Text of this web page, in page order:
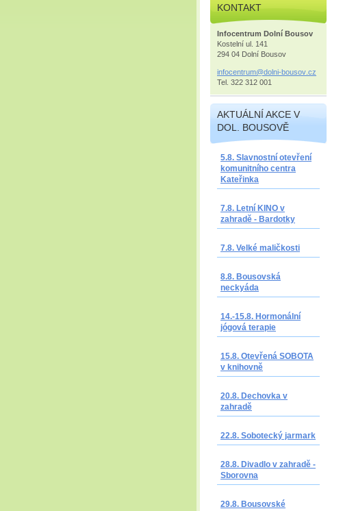
KONTAKT
Infocentrum Dolní Bousov
Kostelní ul. 141
294 04 Dolní Bousov
infocentrum@dolni-bousov .cz
Tel. 322 312 001
AKTUÁLNÍ AKCE V
DOL. BOUSOVĚ
5.8. Slavnostní otevření
komunitního centra
Kateřinka
7.8. Letní KINO v
zahradě - Bardotky
7.8. Velké maličkosti
8.8. Bousovská
neckyáda
14.-15.8. Hormonální
jógová terapie
15.8. Otevřená SOBOTA
v knihovně
20.8. Dechovka v
zahradě
22.8. Sobotecký jarmark
28.8. Divadlo v zahradě -
Sborovna
29.8. Bousovské